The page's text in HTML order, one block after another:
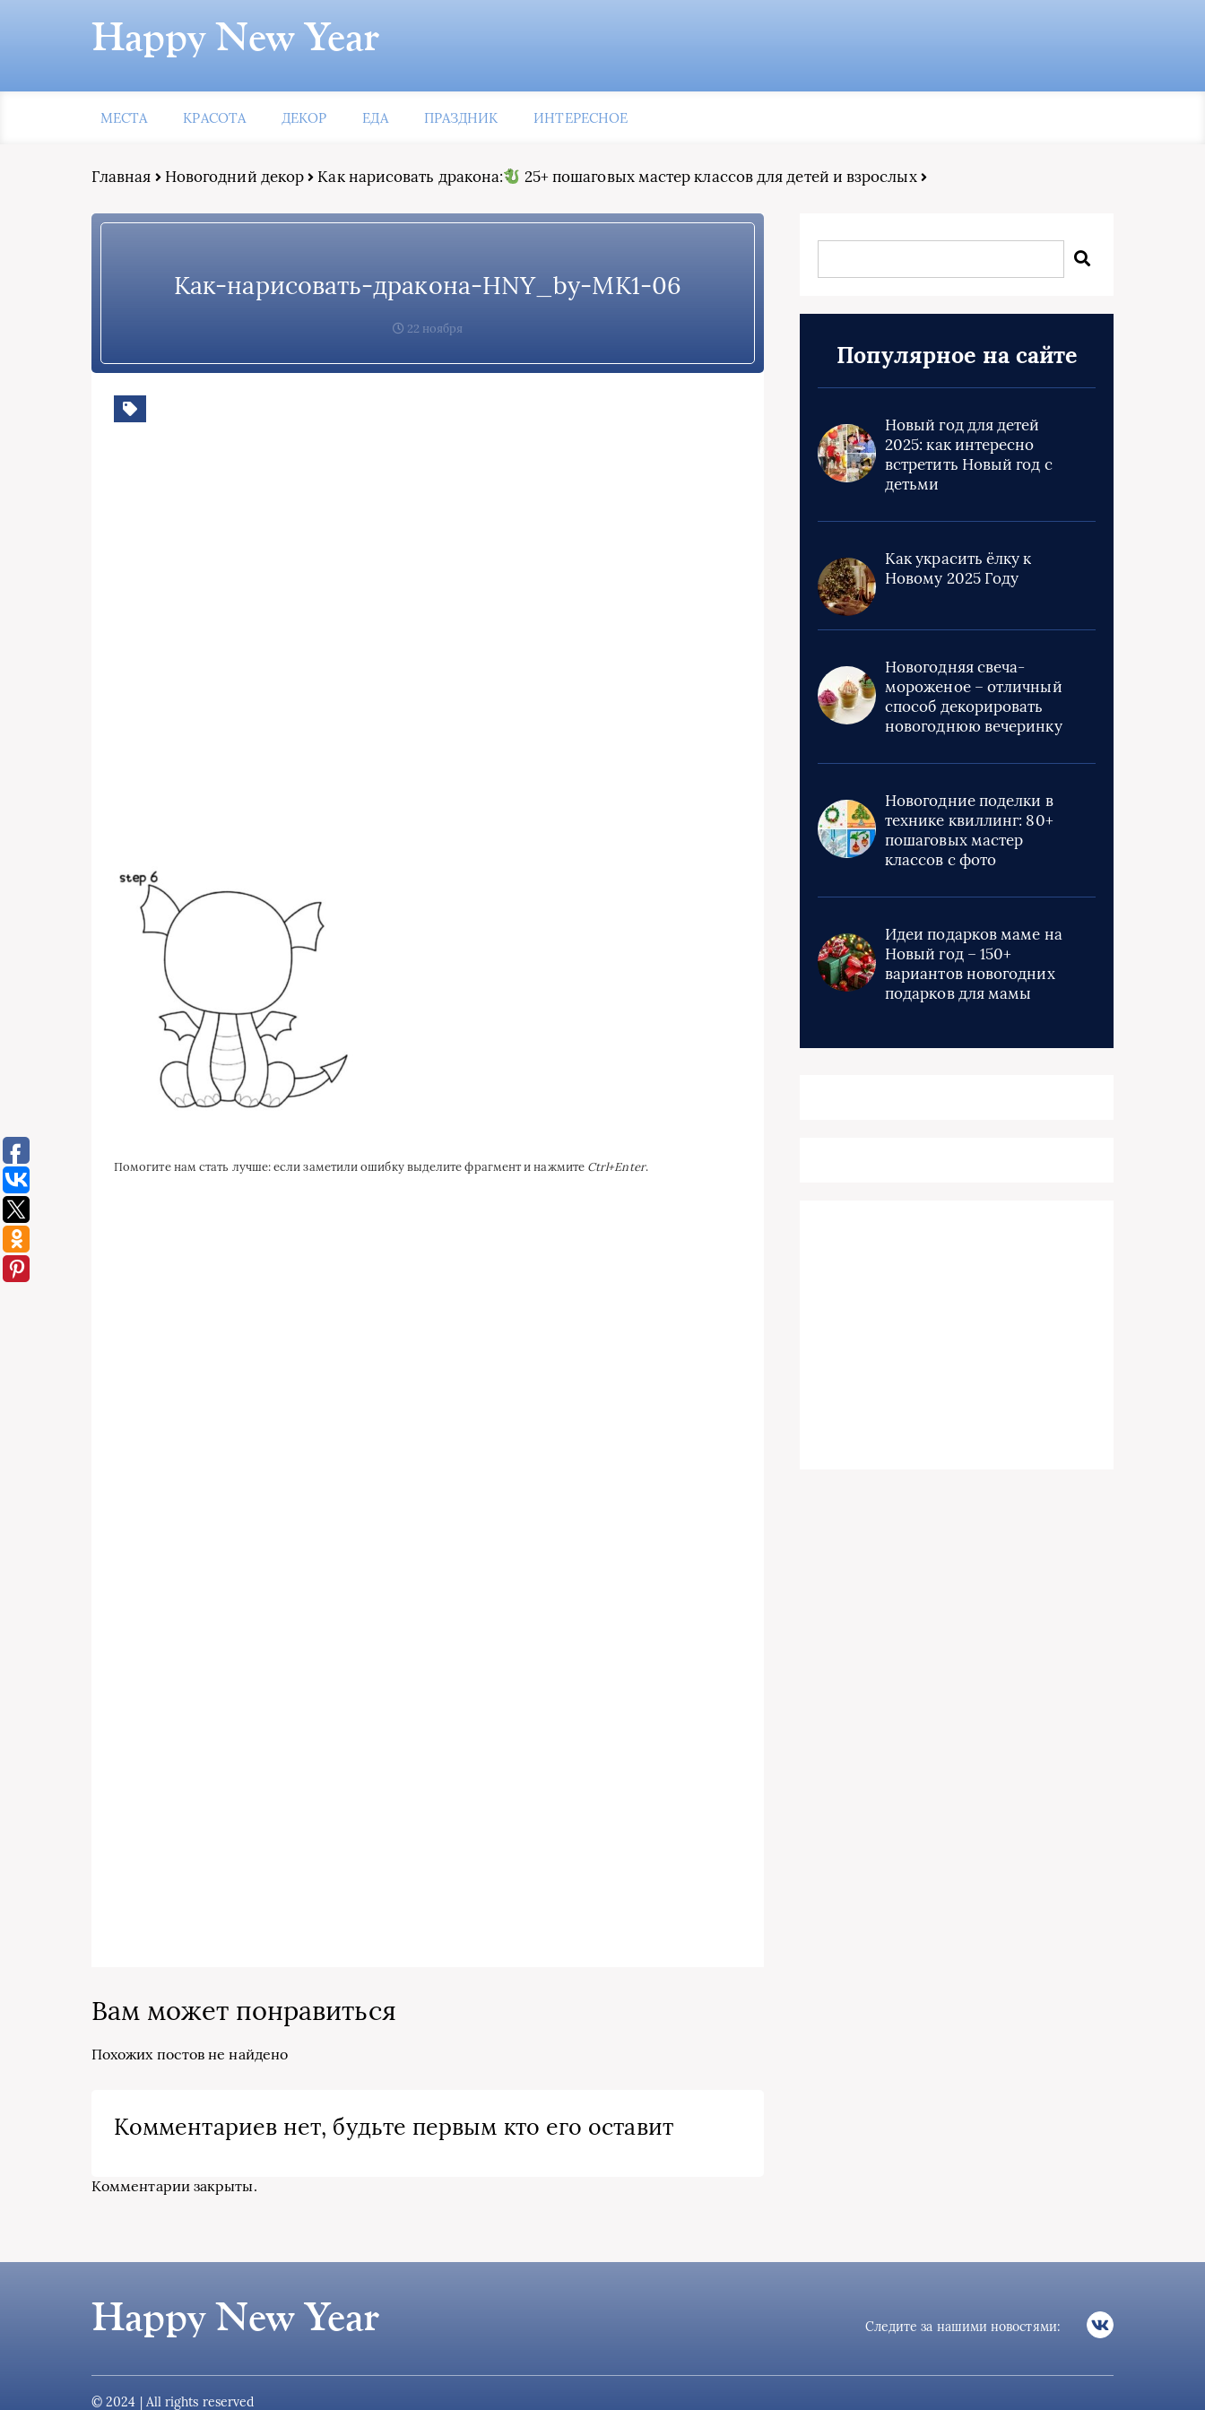
Happy New Year
МЕСТА КРАСОТА ДЕКОР ЕДА ПРАЗДНИК ИНТЕРЕСНОЕ
Главная Новогодний декор Как нарисовать дракона: 25+ пошаговых мастер классов для детей и взрослых
Как-нарисовать-дракона-HNY_by-МК1-06
22 ноября
Помогите нам стать лучше: если заметили ошибку выделите фрагмент и нажмите Ctrl+Enter.
Вам может понравиться
Похожих постов не найдено
Комментариев нет, будьте первым кто его оставит
Комментарии закрыты.
Популярное на сайте
Новый год для детей
2025: как интересно
встретить Новый год с
детьми
Как украсить ёлку к
Новому 2025 Году
Новогодняя свеча-
мороженое – отличный
способ декорировать
новогоднюю вечеринку
Новогодние поделки в
технике квиллинг: 80+
пошаговых мастер
классов с фото
Идеи подарков маме на
Новый год – 150+
вариантов новогодних
подарков для мамы
Happy New Year Следите за нашими новостями:
© 2024 | All rights reserved